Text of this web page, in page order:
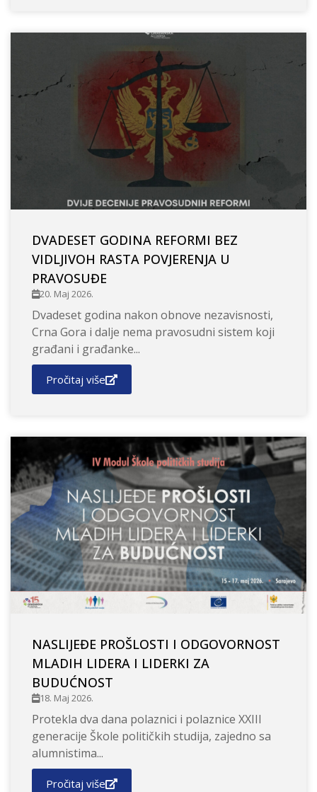
DVADESET GODINA REFORMI BEZ
VIDLJIVOH RASTA POVJERENJA U
PRAVOSUĐE
20. Maj 2026.
Dvadeset godina nakon obnove nezavisnosti,
Crna Gora i dalje nema pravosudni sistem koji
građani i građanke...
Pročitaj više
NASLIJEĐE PROŠLOSTI I ODGOVORNOST
MLADIH LIDERA I LIDERKI ZA
BUDUĆNOST
18. Maj 2026.
Protekla dva dana polaznici i polaznice XXIII
generacije Škole političkih studija, zajedno sa
alumnistima...
Pročitaj više